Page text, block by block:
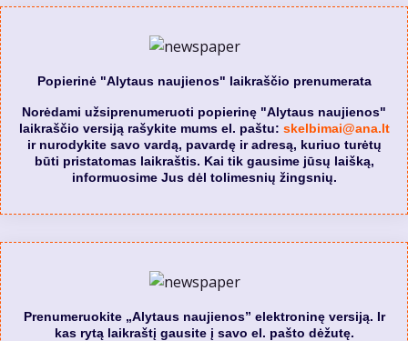
Popierinė "Alytaus naujienos" laikraščio prenumerata
Norėdami užsiprenumeruoti popierinę "Alytaus naujienos"
laikraščio versiją rašykite mums el. paštu: skelbimai@ana.lt
ir nurodykite savo vardą, pavardę ir adresą, kuriuo turėtų
būti pristatomas laikraštis. Kai tik gausime jūsų laišką,
informuosime Jus dėl tolimesnių žingsnių.
Prenumeruokite „Alytaus naujienos” elektroninę versiją. Ir
kas rytą laikraštį gausite į savo el. pašto dėžutę.